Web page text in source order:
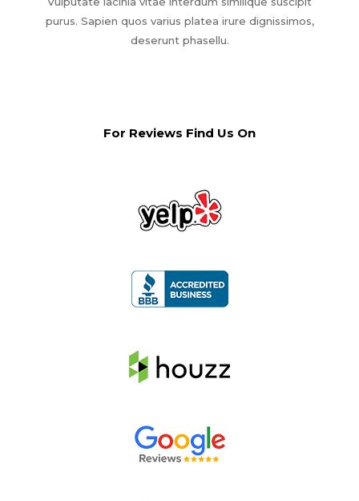
purus. Sapien quos varius platea irure dignissimos,
deserunt phasellu.
For Reviews Find Us On